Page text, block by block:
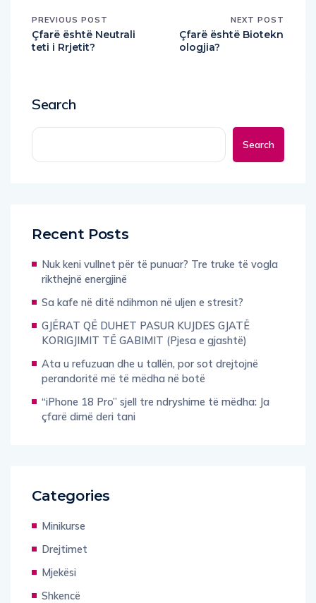
PREVIOUS POST
Çfarë është Neutrali
teti i Rrjetit?
NEXT POST
Çfarë është Biotekn
ologjia?
Search
Search
Recent Posts
Nuk keni vullnet për të punuar? Tre truke të vogla
rikthejnë energjinë
Sa kafe në ditë ndihmon në uljen e stresit?
GJËRAT QË DUHET PASUR KUJDES GJATË
KORIGJIMIT TË GABIMIT (Pjesa e gjashtë)
Ata u refuzuan dhe u tallën, por sot drejtojnë
perandoritë më të mëdha në botë
“iPhone 18 Pro” sjell tre ndryshime të mëdha: Ja
çfarë dimë deri tani
Categories
Minikurse
Drejtimet
Mjekësi
Shkencë